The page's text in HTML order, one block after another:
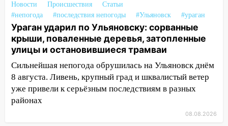
выходные 8-9 августа
13:30 В Ульяновске транспортные
полицейские проведут акцию «Час
пассажира»
13:20 В Ульяновске за один день
обокрали женщину на пляже и
подростка в сквере
выбросил из машины страйкбольную
Новости Происшествия
Статьи
#непогода
#последствия непогоды #Ульяновск #ураган
Ураган ударил по Ульяновску: сорванные
крыши, поваленные деревья, затопленные
улицы и остановившиеся трамваи
Сильнейшая непогода обрушилась на Ульяновск днём
8 августа. Ливень, крупный град и шквалистый ветер
уже привели к серьёзным последствиям в разных
районах
08.08.2026